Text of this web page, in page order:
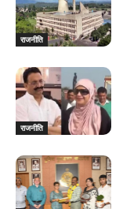
राजनीति
राजनीति